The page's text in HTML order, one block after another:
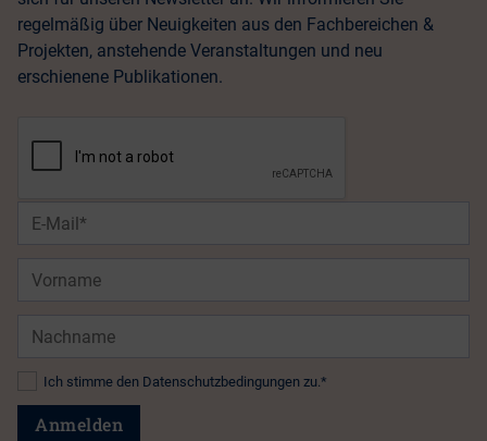
regelmäßig über Neuigkeiten aus den Fachbereichen &
Projekten, anstehende Veranstaltungen und neu
erschienene Publikationen.
E-
Vorname
Nachname
Datenschutz*
Ich stimme den Datenschutzbedingungen zu.*
Anmelden